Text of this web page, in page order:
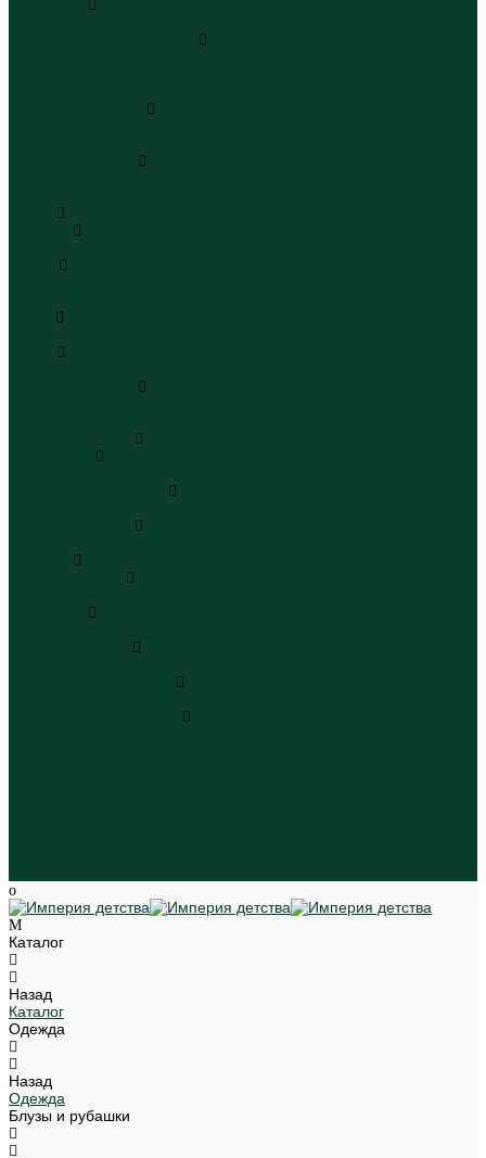
Каталог
Назад
Каталог
Одежда
Назад
Одежда
Блузы и рубашки